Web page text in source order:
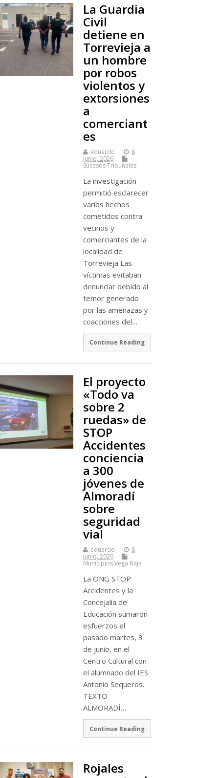
La Guardia
Civil
detiene en
Torrevieja a
un hombre
por robos
violentos y
extorsiones
a
comerciant
es
eduardo
8
junio, 2026
Sucesos Tribunales
La investigación
permitió esclarecer
varios hechos
cometidos contra
vecinos y
comerciantes de la
localidad de
Torrevieja Las
víctimas evitaban
denunciar debido al
temor generado
por las amenazas y
coacciones del…
Continue Reading
El proyecto
«Todo va
sobre 2
ruedas» de
STOP
Accidentes
conciencia
a 300
jóvenes de
Almoradí
sobre
seguridad
vial
eduardo
8
junio, 2026
Municipios Vega Baja
La ONG STOP
Accidentes y la
Concejalía de
Educación sumaron
esfuerzos el
pasado martes, 3
de junio, en el
Centro Cultural con
el alumnado del IES
Antonio Sequeros.
TEXTO
ALMORADÍ…
Continue Reading
Rojales